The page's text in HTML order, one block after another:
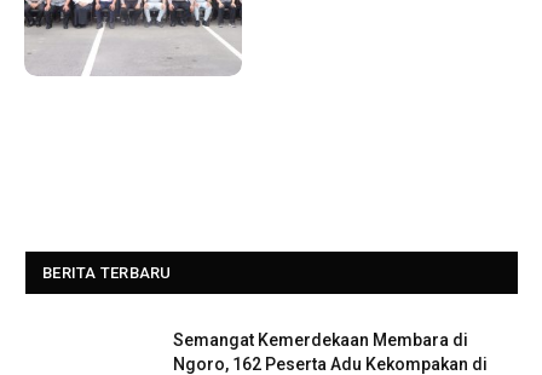
BERITA TERBARU
Semangat Kemerdekaan Membara di
Ngoro, 162 Peserta Adu Kekompakan di